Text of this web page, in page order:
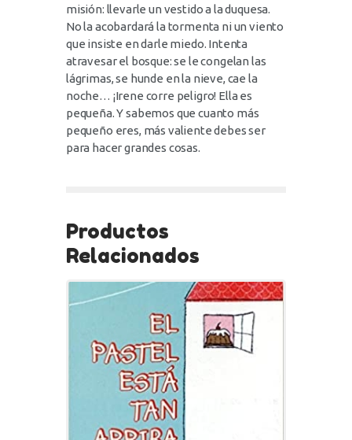
misión: llevarle un vestido a la duquesa.
No la acobardará la tormenta ni un viento
que insiste en darle miedo. Intenta
atravesar el bosque: se le congelan las
lágrimas, se hunde en la nieve, cae la
noche… ¡Irene corre peligro! Ella es
pequeña. Y sabemos que cuanto más
pequeño eres, más valiente debes ser
para hacer grandes cosas.
Productos
Relacionados